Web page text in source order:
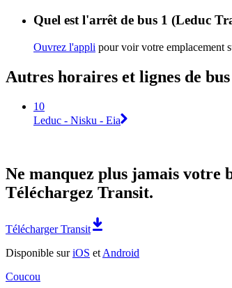
Quel est l'arrêt de bus 1 (Leduc
Ouvrez l'appli pour voir votre emplacement
Autres horaires et lignes de
10
Leduc - Nisku - Eia
Ne manquez plus jamais votre
Téléchargez Transit.
Télécharger Transit
Disponible suriOS et Android
Coucou